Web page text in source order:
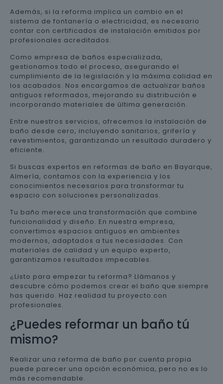
Además, si la reforma implica un cambio en el
sistema de fontanería o electricidad, es necesario
contar con certificados de instalación emitidos por
profesionales acreditados.
Como empresa de baños especializada,
gestionamos todo el proceso, asegurando el
cumplimiento de la legislación y la máxima calidad en
los acabados. Nos encargamos de actualizar baños
antiguos reformados, mejorando su distribución e
incorporando materiales de última generación.
Entre nuestros servicios, ofrecemos la instalación de
baño desde cero, incluyendo sanitarios, grifería y
revestimientos, garantizando un resultado duradero y
eficiente.
Si buscas expertos en reformas de baño en Bayarque,
Almería, contamos con la experiencia y los
conocimientos necesarios para transformar tu
espacio con soluciones personalizadas.
Tu baño merece una transformación que combine
funcionalidad y diseño. En nuestra empresa,
convertimos espacios antiguos en ambientes
modernos, adaptados a tus necesidades. Con
materiales de calidad y un equipo experto,
garantizamos resultados impecables.
¿Listo para empezar tu reforma? Llámanos y
descubre cómo podemos crear el baño que siempre
has querido. Haz realidad tu proyecto con
profesionales.
¿Puedes reformar un baño tú
mismo?
Realizar una reforma de baño por cuenta propia
puede parecer una opción económica, pero no es lo
más recomendable.